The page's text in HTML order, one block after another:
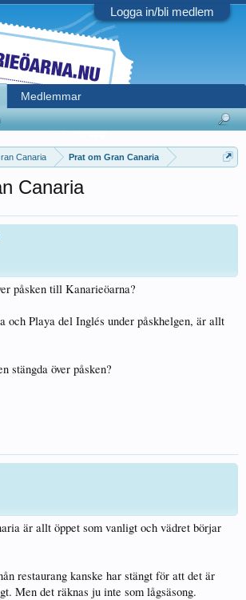
Logga in/bli medlem
Canaria Prat om Gran Canaria
Canaria
påsken till Kanarieöarna?
och Playa del Inglés under påskhelgen, är allt
stängda över påsken?
är allt öppet som vanligt och vädret börjar
restaurang kanske har stängt för att det är
Men det räknas ju inte som lågsäsong.
Medlemmar